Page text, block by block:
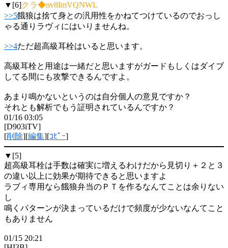
▼[6]クラ◆nv8ImVQNWL
>>5餓狼は捨て身との汎用性をかねてつけているのでおっし
ゃる通りラヴィにはいりませんね。
>>4ただ超高級耳栓はいると思います。
高級耳栓と用途は一緒だと思いますがガードもしくはダイブ
してる間にも攻撃できるんですよ。
あまり鳴かないというのは自分個人の意見ですか？
それとも解析でもう証明されているんですか？
01/16 03:05
[D903iTV]
[削除][編集][ｺﾋﾟｰ]
▼[5]
超高級耳栓は手数は確実に増えるわけだから見切り＋２と３
の違い以上に効果が期待できると思いますよ
ラブィ専用なら餓狼弁当のＰＴを作るなんてことは余りない
し
鳴くパターンが決まっているだけで頻度が少ないなんてこと
もありません
01/15 20:21